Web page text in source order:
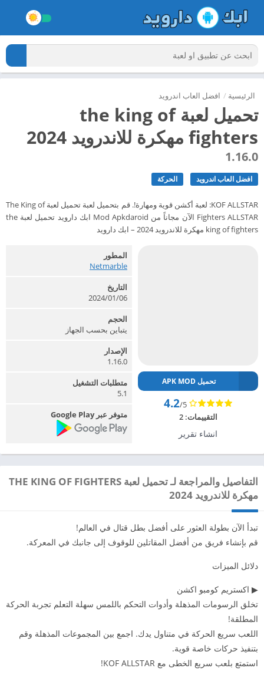
الرئيسية / افضل العاب اندرويد
تحميل لعبة the king of
fighters مهكرة للاندرويد 2024
1.16.0
افضل العاب اندرويد الحركة
KOF ALLSTAR: لعبة أكشن قوية ومهارة!. قم بتحميل لعبة تحميل لعبة The King of
Fighters ALLSTAR الآن مجاناً من Mod Apkdaroid ابك دارويد تحميل لعبة the
king of fighters مهكرة للاندرويد 2024 – ابك دارويد
تحميل APK MOD
4.2/5
التقييمات:2
انشاء تقرير
المطور
Netmarble‏
التاريخ
2024/01/06
الحجم
يتباين بحسب الجهاز
الإصدار
1.16.0
متطلبات التشغيل
5.1
متوفر عبر Google Play
التفاصيل والمراجعة لـ تحميل لعبة THE KING OF FIGHTERS
مهكرة للاندرويد 2024
تبدأ الآن بطولة العثور على أفضل بطل قتال في العالم!
قم بإنشاء فريق من أفضل المقاتلين للوقوف إلى جانبك في المعركة.
دلائل الميزات
▶ اكستريم كومبو اكشن
تخلق الرسومات المذهلة وأدوات التحكم باللمس سهلة التعلم تجربة الحركة
المطلقة!
اللعب سريع الحركة في متناول يدك. اجمع بين المجموعات المذهلة وقم
بتنفيذ حركات خاصة قوية.
استمتع بلعب سريع الخطى مع KOF ALLSTAR!